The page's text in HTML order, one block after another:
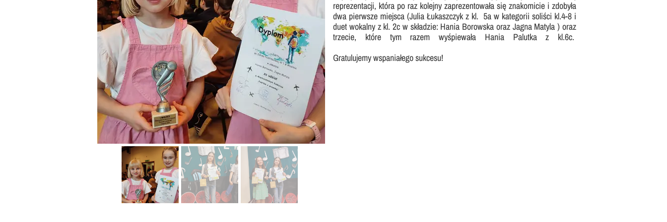
reprezentacji, która po raz kolejny zaprezentowała się znakomicie i zdobyła
dwa pierwsze miejsca (Julia Łukaszczyk z kl. 5a w kategorii soliści kl.4-8 i
duet wokalny z kl. 2c w składzie: Hania Borowska oraz Jagna Matyla ) oraz
trzecie, które tym razem wyśpiewała Hania Palutka z kl.6c.
Gratulujemy wspaniałego sukcesu!
Nasza szkoła jest OK
Erasmus+ Uniwersalny Język Sztuki
Erasmus+ Przez dwujęzyczność do przyszłości
Erasmus+ Mózgi w szkole. Wiedza jest potęgą!
Nabór